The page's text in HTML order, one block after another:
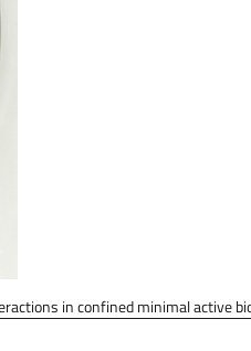
in confined minimal active